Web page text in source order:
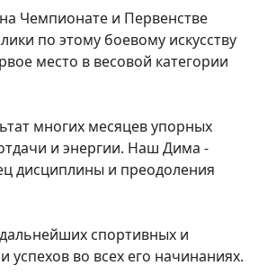
Чемпионате и Первенстве
по этому боевому искусству
место в весовой категории
многих месяцев упорных
и энергии. Наш Дима -
дисциплины и преодоления
спортивных и
успехов во всех его начинаниях.